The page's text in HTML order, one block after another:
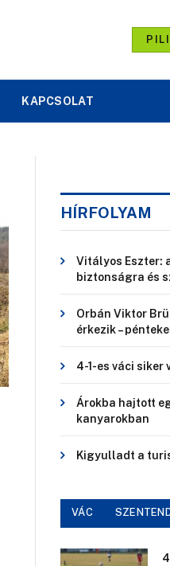
KAPCSOLAT
HÍRFOLYAM
Vitályos Eszter:
biztonságra és
Orbán Viktor
érkezik –
4-1-es váci siker
Árokba hajtott
kanyarokban
Kigyulladt a
VÁC